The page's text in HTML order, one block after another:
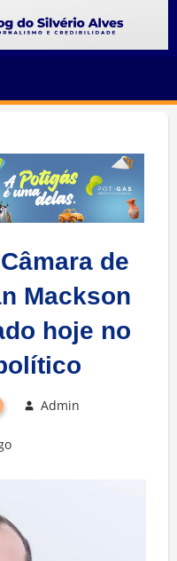
de
Mackson
hoje no
Admin